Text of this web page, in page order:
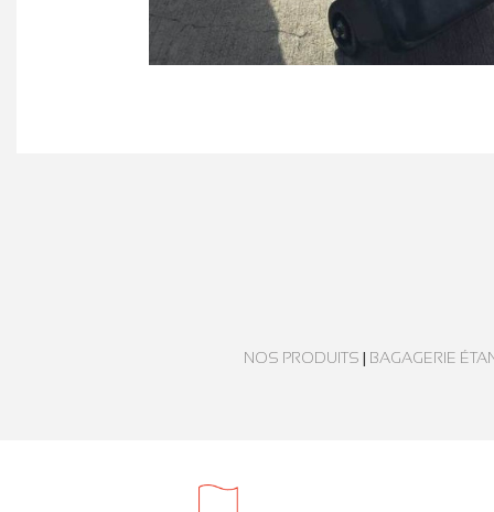
NOS PRODUITS | BAGAGERIE